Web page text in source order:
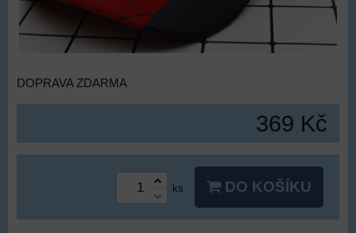
DOPRAVA ZDARMA
369 Kč
ks DO KOŠÍKU